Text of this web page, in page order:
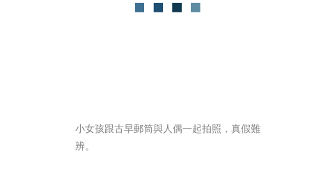
小女孩跟古早郵筒與人偶一起拍照，真假難
辨。